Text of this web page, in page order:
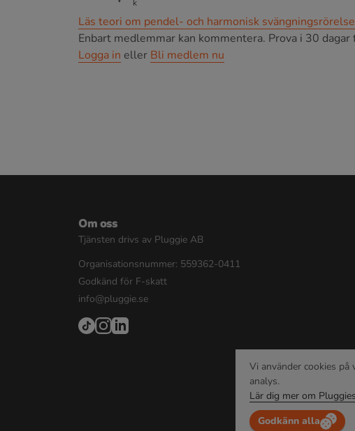
Läs teori om pendel- och harmonisk svängningsrörelse
Enbart medlemmar kan kommentera. Prova i 30 dagar
Logga in eller Bli medlem nu
Om oss
Tjänsten drivs av Pluggie AB
Organisationsnummer: 559362-0411
Godkänd för F-skatt
info@pluggie.se
Vi använder cookies
analys.
Lär dig mer om
Godkänn alla